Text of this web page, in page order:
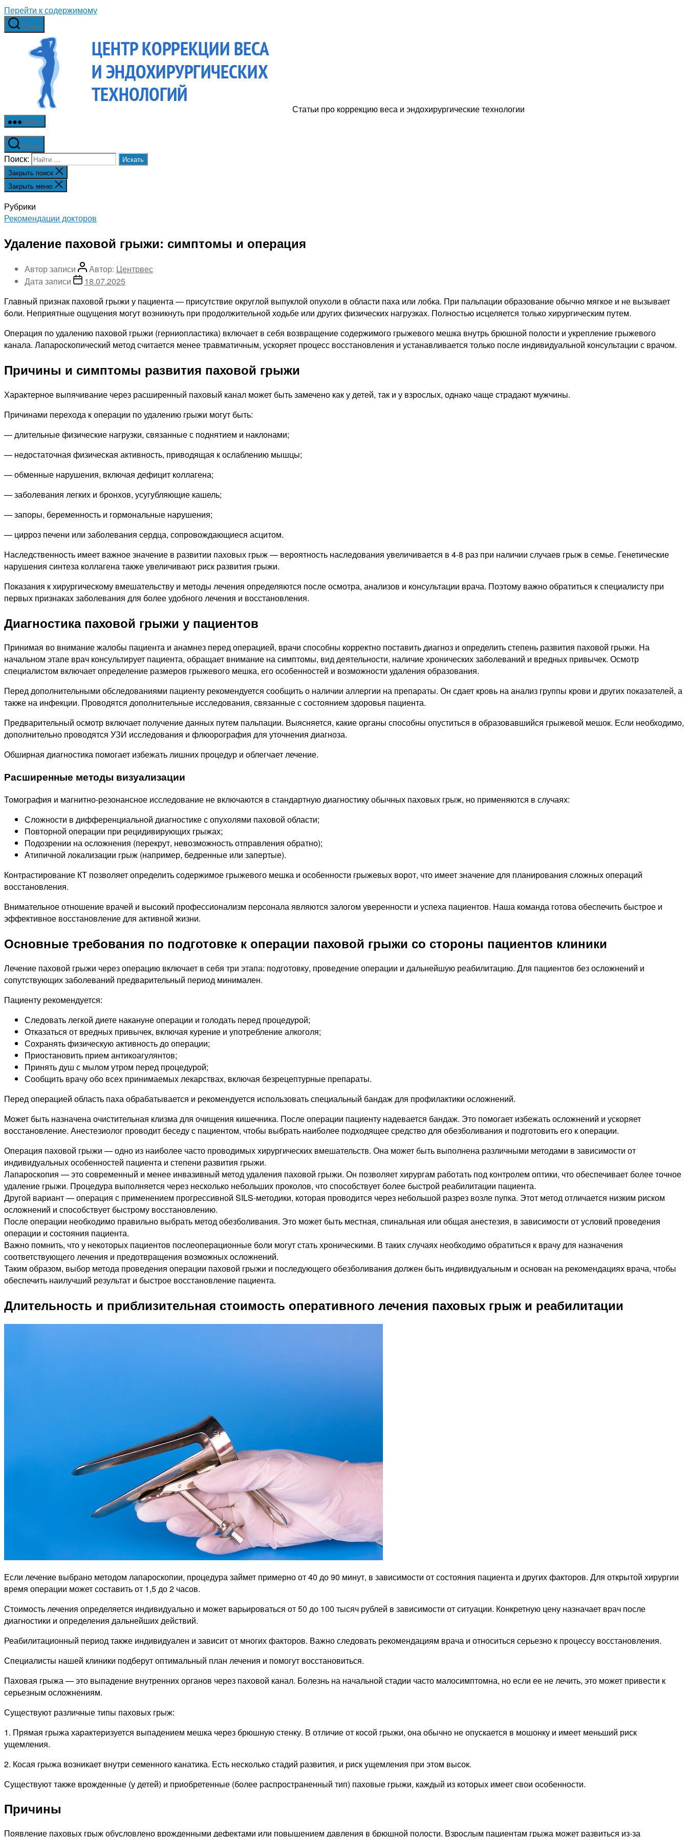
Перейти к содержимому
Поиск
Статьи про коррекцию веса и эндохирургические технологии
Меню
Поиск
Поиск:
Закрыть поиск
Закрыть меню
Рубрики
Рекомендации докторов
Удаление паховой грыжи: симптомы и операция
Автор записи Автор: Центрвес
Дата записи
18.07.2025
Главный признак паховой грыжи у пациента — присутствие округлой выпуклой опухоли в области паха или лобка. При пальпации образование обычно мягкое и не вызывает
боли. Неприятные ощущения могут возникнуть при продолжительной ходьбе или других физических нагрузках. Полностью исцеляется только хирургическим путем.
Операция по удалению паховой грыжи (герниопластика) включает в себя возвращение содержимого грыжевого мешка внутрь брюшной полости и укрепление грыжевого
канала. Лапароскопический метод считается менее травматичным, ускоряет процесс восстановления и устанавливается только после индивидуальной консультации с врачом.
Причины и симптомы развития паховой грыжи
Характерное выпячивание через расширенный паховый канал может быть замечено как у детей, так и у взрослых, однако чаще страдают мужчины.
Причинами перехода к операции по удалению грыжи могут быть:
— длительные физические нагрузки, связанные с поднятием и наклонами;
— недостаточная физическая активность, приводящая к ослаблению мышцы;
— обменные нарушения, включая дефицит коллагена;
— заболевания легких и бронхов, усугубляющие кашель;
— запоры, беременность и гормональные нарушения;
— цирроз печени или заболевания сердца, сопровождающиеся асцитом.
Наследственность имеет важное значение в развитии паховых грыж — вероятность наследования увеличивается в 4-8 раз при наличии случаев грыж в семье. Генетические
нарушения синтеза коллагена также увеличивают риск развития грыжи.
Показания к хирургическому вмешательству и методы лечения определяются после осмотра, анализов и консультации врача. Поэтому важно обратиться к специалисту при
первых признаках заболевания для более удобного лечения и восстановления.
Диагностика паховой грыжи у пациентов
Принимая во внимание жалобы пациента и анамнез перед операцией, врачи способны корректно поставить диагноз и определить степень развития паховой грыжи. На
начальном этапе врач консультирует пациента, обращает внимание на симптомы, вид деятельности, наличие хронических заболеваний и вредных привычек. Осмотр
специалистом включает определение размеров грыжевого мешка, его особенностей и возможности удаления образования.
Перед дополнительными обследованиями пациенту рекомендуется сообщить о наличии аллергии на препараты. Он сдает кровь на анализ группы крови и других показателей, а
также на инфекции. Проводятся дополнительные исследования, связанные с состоянием здоровья пациента.
Предварительный осмотр включает получение данных путем пальпации. Выясняется, какие органы способны опуститься в образовавшийся грыжевой мешок. Если необходимо,
дополнительно проводятся УЗИ исследования и флюорография для уточнения диагноза.
Обширная диагностика помогает избежать лишних процедур и облегчает лечение.
Расширенные методы визуализации
Томография и магнитно-резонансное исследование не включаются в стандартную диагностику обычных паховых грыж, но применяются в случаях:
Сложности в дифференциальной диагностике с опухолями паховой области;
Повторной операции при рецидивирующих грыжах;
Подозрении на осложнения (перекрут, невозможность отправления обратно);
Атипичной локализации грыж (например, бедренные или запертые).
Контрастирование КТ позволяет определить содержимое грыжевого мешка и особенности грыжевых ворот, что имеет значение для планирования сложных операций
восстановления.
Внимательное отношение врачей и высокий профессионализм персонала являются залогом уверенности и успеха пациентов. Наша команда готова обеспечить быстрое и
эффективное восстановление для активной жизни.
Основные требования по подготовке к операции паховой грыжи со стороны пациентов клиники
Лечение паховой грыжи через операцию включает в себя три этапа: подготовку, проведение операции и дальнейшую реабилитацию. Для пациентов без осложнений и
сопутствующих заболеваний предварительный период минимален.
Пациенту рекомендуется:
Следовать легкой диете накануне операции и голодать перед процедурой;
Отказаться от вредных привычек, включая курение и употребление алкоголя;
Сохранять физическую активность до операции;
Приостановить прием антикоагулянтов;
Принять душ с мылом утром перед процедурой;
Сообщить врачу обо всех принимаемых лекарствах, включая безрецептурные препараты.
Перед операцией область паха обрабатывается и рекомендуется использовать специальный бандаж для профилактики осложнений.
Может быть назначена очистительная клизма для очищения кишечника. После операции пациенту надевается бандаж. Это помогает избежать осложнений и ускоряет
восстановление. Анестезиолог проводит беседу с пациентом, чтобы выбрать наиболее подходящее средство для обезболивания и подготовить его к операции.
Операция паховой грыжи — одно из наиболее часто проводимых хирургических вмешательств. Она может быть выполнена различными методами в зависимости от
индивидуальных особенностей пациента и степени развития грыжи.
Лапароскопия — это современный и менее инвазивный метод удаления паховой грыжи. Он позволяет хирургам работать под контролем оптики, что обеспечивает более точное
удаление грыжи. Процедура выполняется через несколько небольших проколов, что способствует более быстрой реабилитации пациента.
Другой вариант — операция с применением прогрессивной SILS-методики, которая проводится через небольшой разрез возле пупка. Этот метод отличается низким риском
осложнений и способствует быстрому восстановлению.
После операции необходимо правильно выбрать метод обезболивания. Это может быть местная, спинальная или общая анестезия, в зависимости от условий проведения
операции и состояния пациента.
Важно помнить, что у некоторых пациентов послеоперационные боли могут стать хроническими. В таких случаях необходимо обратиться к врачу для назначения
соответствующего лечения и предотвращения возможных осложнений.
Таким образом, выбор метода проведения операции паховой грыжи и последующего обезболивания должен быть индивидуальным и основан на рекомендациях врача, чтобы
обеспечить наилучший результат и быстрое восстановление пациента.
Длительность и приблизительная стоимость оперативного лечения паховых грыж и реабилитации
Если лечение выбрано методом лапароскопии, процедура займет примерно от 40 до 90 минут, в зависимости от состояния пациента и других факторов. Для открытой хирургии
время операции может составить от 1,5 до 2 часов.
Стоимость лечения определяется индивидуально и может варьироваться от 50 до 100 тысяч рублей в зависимости от ситуации. Конкретную цену назначает врач после
диагностики и определения дальнейших действий.
Реабилитационный период также индивидуален и зависит от многих факторов. Важно следовать рекомендациям врача и относиться серьезно к процессу восстановления.
Специалисты нашей клиники подберут оптимальный план лечения и помогут восстановиться.
Паховая грыжа — это выпадение внутренних органов через паховой канал. Болезнь на начальной стадии часто малосимптомна, но если ее не лечить, это может привести к
серьезным осложнениям.
Существуют различные типы паховых грыж:
1. Прямая грыжа характеризуется выпадением мешка через брюшную стенку. В отличие от косой грыжи, она обычно не опускается в мошонку и имеет меньший риск
ущемления.
2. Косая грыжа возникает внутри семенного канатика. Есть несколько стадий развития, и риск ущемления при этом высок.
Существуют также врожденные (у детей) и приобретенные (более распространенный тип) паховые грыжи, каждый из которых имеет свои особенности.
Причины
Появление паховых грыж обусловлено врожденными дефектами или повышением давления в брюшной полости. Взрослым пациентам грыжа может развиться из-за